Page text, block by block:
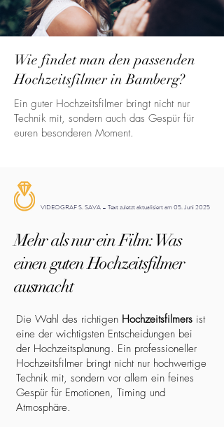
Wie findet man den passenden
Hochzeitsfilmer in Bamberg?
Ein guter Hochzeitsfilmer bringt nicht nur
Technik mit, sondern auch das Gespür für
euren besonderen Moment.
VIDEOGRAF S. SAVA – Text zuletzt aktualisiert am 05. Juni 2025
Mehr als nur ein Film: Was
einen guten Hochzeitsfilmer
ausmacht
Die Wahl des richtigen Hochzeitsfilmers ist
eine der wichtigsten Entscheidungen bei
der Hochzeitsplanung. Ein professioneller
Hochzeitsfilmer bringt nicht nur hochwertige
Technik mit, sondern vor allem ein feines
Gespür für Emotionen, Timing und
Atmosphäre.